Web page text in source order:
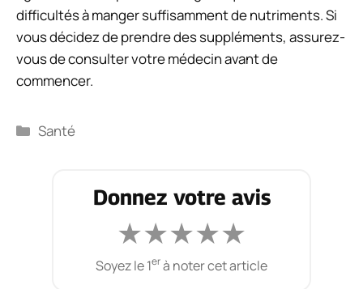
difficultés à manger suffisamment de nutriments. Si
vous décidez de prendre des suppléments, assurez-
vous de consulter votre médecin avant de
commencer.
Catégories
Santé
Donnez votre avis
★★★★★
Soyez le 1erà noter cet article